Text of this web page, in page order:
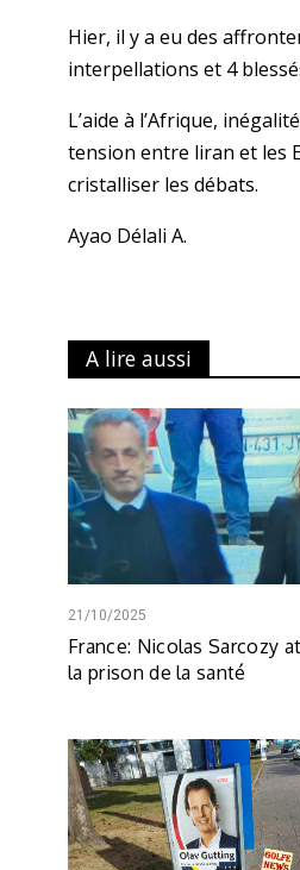
Hier, il y a eu des
interpellations et 4
L’aide à l’Afrique,
tension entre liran et les
cristalliser les débats.
Ayao Délali A.
A lire aussi
21/10/2025
France: Nicolas Sarcozy
la prison de la santé